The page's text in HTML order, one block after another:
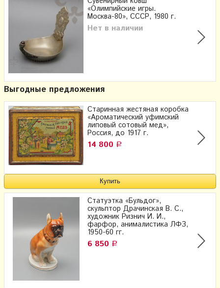
«Олимпийские игры.
Москва-80», СССР, 1980 г.
Нет в наличии
Выгодные предложения
Старинная жестяная коробка
«Ароматический уфимский
липовый сотовый мед»,
Россия, до 1917 г.
14 800 Р
Статуэтка «Бульдог»,
скульптор Драчинская В. С.,
художник Ризнич И. И.,
фарфор, анималистика ЛФЗ,
1950-60 гг.
6 850 Р